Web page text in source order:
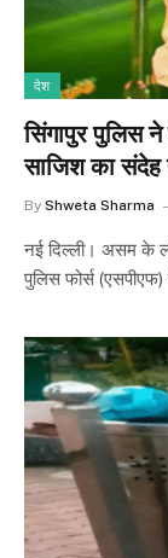
देश
सिंगापुर पुलिस
साजिश का संदेह
By Shweta Sharma
नई दिल्ली। असम के
पुलिस फोर्स